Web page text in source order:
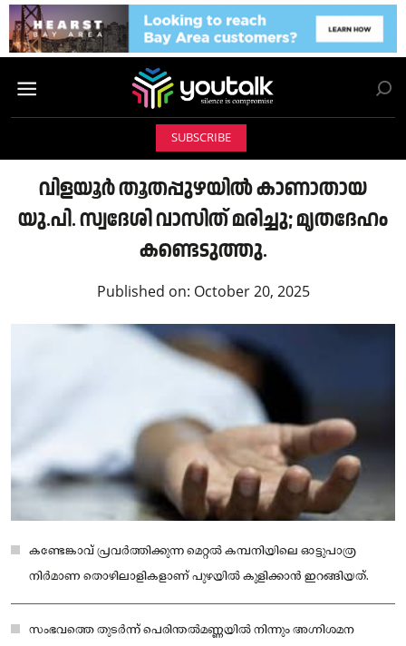
SUBSCRIBE
വിളയൂർ തൂതപ്പുഴയിൽ കാണാതായ
യു.പി. സ്വദേശി വാസിത് മരിച്ചു; മൃതദേഹം
കണ്ടെടുത്തു.
Published on: October 20, 2025
കണ്ടേങ്കാവ് പ്രവർത്തിക്കുന്ന മെറ്റൽ കമ്പനിയിലെ ഓട്ടുപാത്ര
നിർമാണ തൊഴിലാളികളാണ് പുഴയിൽ കുളിക്കാൻ ഇറങ്ങിയത്.
സംഭവത്തെ തുടർന്ന് പെരിന്തൽമണ്ണയിൽ നിന്നും അഗ്നിശമന